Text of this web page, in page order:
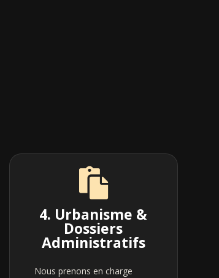

4. Urbanisme &
Dossiers
Administratifs
Nous prenons en charge